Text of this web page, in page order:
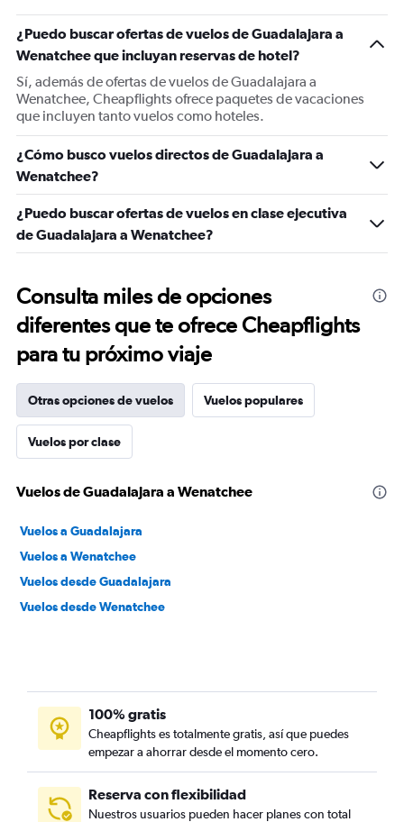
¿Puedo buscar ofertas de vuelos de Guadalajara a
Wenatchee que incluyan reservas de hotel?
Sí, además de ofertas de vuelos de Guadalajara a
Wenatchee, Cheapflights ofrece paquetes de vacaciones
que incluyen tanto vuelos como hoteles.
¿Cómo busco vuelos directos de Guadalajara a
Wenatchee?
¿Puedo buscar ofertas de vuelos en clase ejecutiva
de Guadalajara a Wenatchee?
Consulta miles de opciones
diferentes que te ofrece Cheapflights
para tu próximo viaje
Otras opciones de vuelos Vuelos populares
Vuelos por clase
Vuelos de Guadalajara a Wenatchee
Vuelos a Guadalajara
Vuelos a Wenatchee
Vuelos desde Guadalajara
Vuelos desde Wenatchee
100% gratis
Cheapflights es totalmente gratis, así que puedes
empezar a ahorrar desde el momento cero.
Reserva con flexibilidad
Nuestros usuarios pueden hacer planes con total